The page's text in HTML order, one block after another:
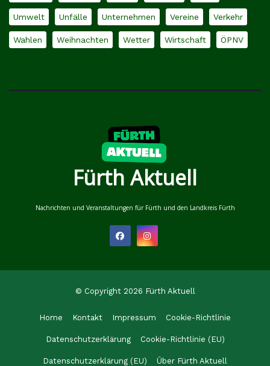
Umwelt Unfälle Unternehmen Vereine Verkehr
Wahlen Weihnachten Wetter Wirtschaft ÖPNV
Fürth Aktuell
Nachrichten und Veranstaltungen für Fürth und den Landkreis Fürth
© Copyright 2026 Fürth Aktuell
Home Kontakt Impressum Cookie-Richtlinie
Datenschutzerklärung Cookie-Richtlinie (EU)
Datenschutzerklärung (EU) Über Fürth Aktuell